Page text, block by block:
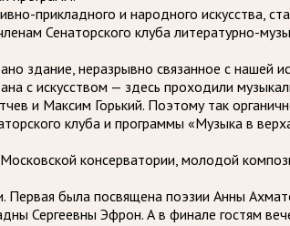
прикладного и народного искусства,
Сенаторского клуба литературно-
здание, неразрывно связанное с нашей
с искусством — здесь проходили
и Максим Горький. Поэтому так
клуба и программы «Музыка в
консерватории, молодой
Первая была посвящена поэзии Анны
Сергеевны Эфрон. А в финале гостям